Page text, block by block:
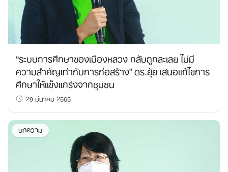
“ระบบการศึกษาของเมืองหลวง กลับถูกละเลย ไม่มี
ความสำคัญเท่ากับการก่อสร้าง” ดร.ยุ้ย เสนอแก้ไขการ
ศึกษาให้แข็งแกร่งจากชุมชน
29 มีนาคม 2565
บทความ